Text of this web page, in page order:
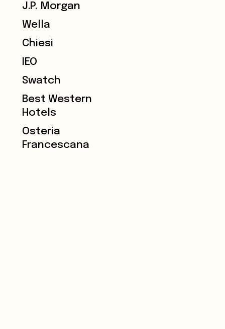
J.P. Morgan
Wella
Chiesi
IEO
Swatch
Best Western
Hotels
Osteria
Francescana